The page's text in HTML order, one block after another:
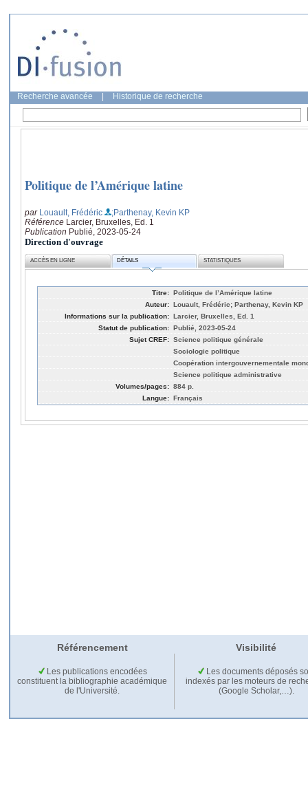
Recherche avancée Historique de recherche
Politique de l’Amérique latine
par Louault, Frédéric
;Parthenay, Kevin KP
Référence Larcier, Bruxelles, Ed. 1
Publication Publié, 2023-05-24
Direction d'ouvrage
ACCÈS EN LIGNE DÉTAILS STATISTIQUES
Titre: Politique de l’Amérique latine
Auteur: Louault, Frédéric; Parthenay, Kevin KP
Informations sur la publication: Larcier, Bruxelles, Ed. 1
Statut de publication: Publié, 2023-05-24
Sujet CREF: Science politique générale
Sociologie politique
Coopération intergouvernementale
Science politique administrative
Volumes/pages: 884 p.
Langue: Français
Référencement Visibilité
Les publications encodées
constituent la bibliographie académique
de l'Université.
Les documents déposés
indexés par les moteurs de
(Google Scholar,…).